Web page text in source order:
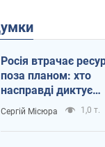
Думки
Росія втрачає
поза планом: хто
насправді диктує
темп війни
Сергій Місюра 1,0 т.